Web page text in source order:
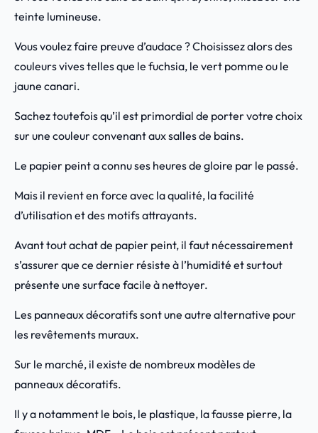
teinte lumineuse.
Vous voulez faire preuve d’audace ? Choisissez alors des
couleurs vives telles que le fuchsia, le vert pomme ou le
jaune canari.
Sachez toutefois qu’il est primordial de porter votre choix
sur une couleur convenant aux salles de bains.
Le papier peint a connu ses heures de gloire par le passé.
Mais il revient en force avec la qualité, la facilité
d’utilisation et des motifs attrayants.
Avant tout achat de papier peint, il faut nécessairement
s’assurer que ce dernier résiste à l’humidité et surtout
présente une surface facile à nettoyer.
Les panneaux décoratifs sont une autre alternative pour
les revêtements muraux.
Sur le marché, il existe de nombreux modèles de
panneaux décoratifs.
Il y a notamment le bois, le plastique, la fausse pierre, la